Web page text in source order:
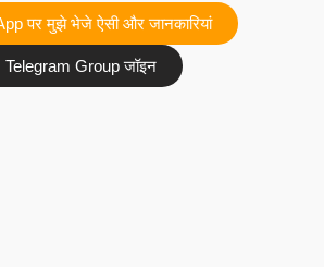
पर मुझे भेजे ऐसी और जानकारियां
Telegram Group जॉइन